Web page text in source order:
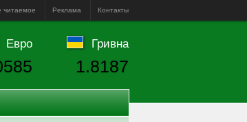
читаемое Реклама Контакты
Евро Гривна
1.8187